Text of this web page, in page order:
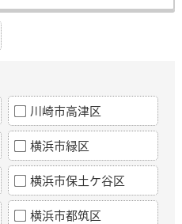
川崎市高津区
横浜市緑区
横浜市保土ケ谷区
横浜市都筑区